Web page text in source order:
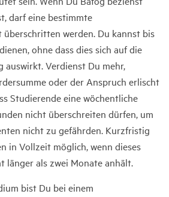
darf eine bestimmte
werden. Du kannst bis
ohne dass dies sich auf die
auswirkt. Verdienst Du mehr,
oder der Anspruch erlischt
Studierende eine wöchentliche
nicht überschreiten dürfen, um
nicht zu gefährden. Kurzfristig
in Vollzeit möglich, wenn dieses
länger als zwei Monate anhält.
bist Du bei einem